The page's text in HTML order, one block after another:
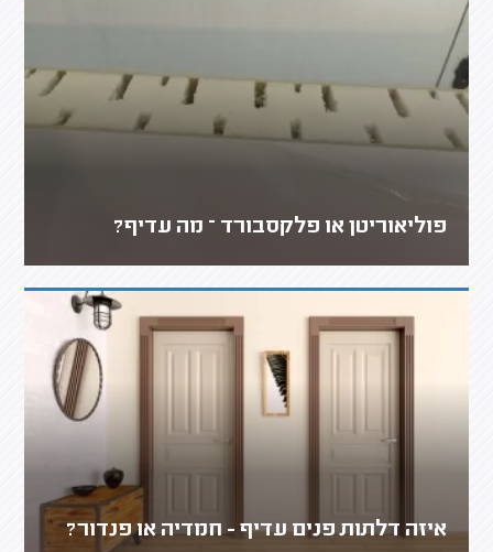
פוליאוריטן או פלקסבורד – מה עדיף?
איזה דלתות פנים עדיף - חמדיה או פנדור?